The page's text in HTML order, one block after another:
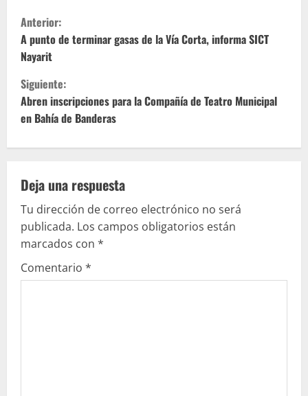
S
i
g
u
e
e
y
e
n
Anterior:
A punto de terminar gasas de la Vía Corta, informa SICT
Nayarit
Siguiente:
Abren inscripciones para la Compañía de Teatro Municipal
en Bahía de Banderas
Deja una respuesta
Tu dirección de correo electrónico no será
publicada. Los campos obligatorios están
marcados con *
Comentario *